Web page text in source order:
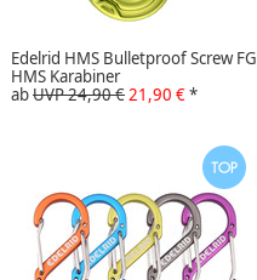
Edelrid HMS Bulletproof Screw FG
HMS Karabiner
abUVP 24,90 € 21,90 €*